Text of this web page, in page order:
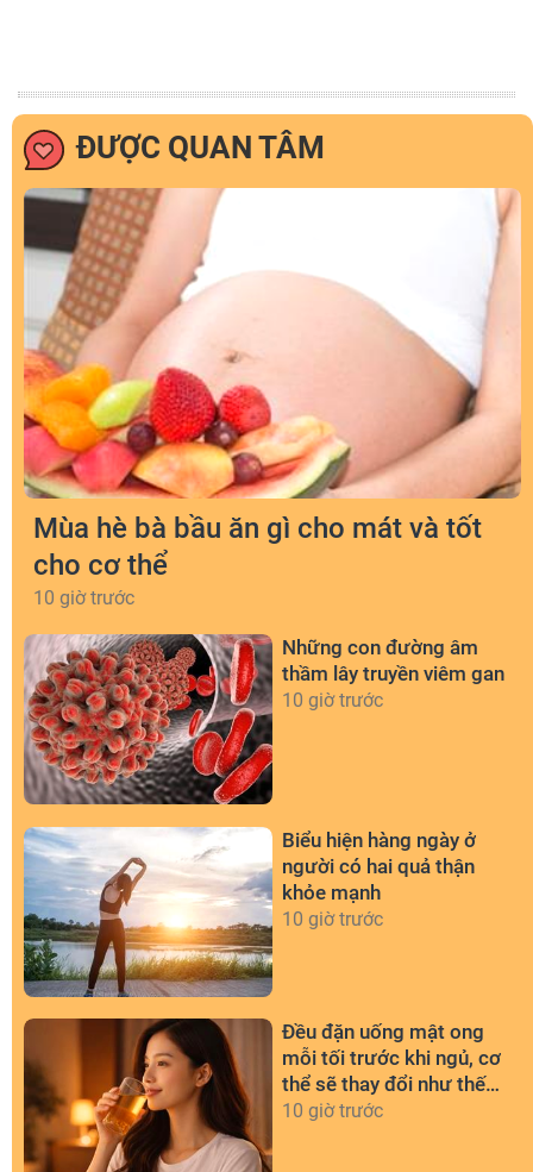
ĐƯỢC QUAN TÂM
Mùa hè bà bầu ăn gì cho mát và tốt
cho cơ thể
10 giờ trước
Những con đường âm
thầm lây truyền viêm gan
10 giờ trước
Biểu hiện hàng ngày ở
người có hai quả thận
khỏe mạnh
10 giờ trước
Đều đặn uống mật ong
mỗi tối trước khi ngủ, cơ
thể sẽ thay đổi như thế
nào?
10 giờ trước